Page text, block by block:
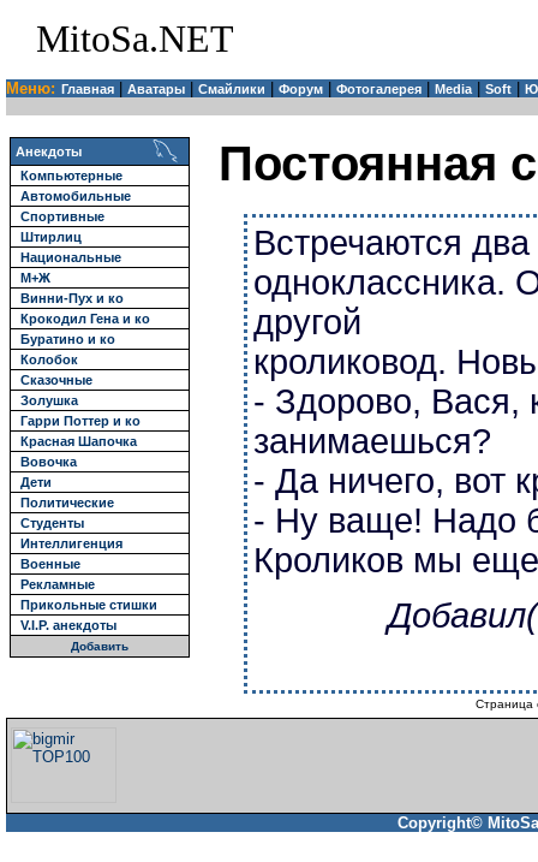
MitoSa.NET
Меню: Главная Аватары Смайлики Форум Фотогалерея Media| Soft
Анекдоты
Компьютерные
Автомобильные
Спортивные
Штирлиц
Национальные
М+Ж
Винни-Пух и ко
Крокодил Гена и ко
Буратино и ко
Колобок
Сказочные
Золушка
Гарри Поттер и ко
Красная Шапочка
Вовочка
Дети
Политические
Студенты
Интеллигенция
Военные
Рекламные
Прикольные стишки
V.I.P. анекдоты
Добавить
Постоянная
Встречаются
одноклассника.
другой
кроликовод.
- Здорово, Вася,
занимаешься?
- Да ничего, вот
- Ну ваще! Надо
Кроликов мы
Страница
Copyright©